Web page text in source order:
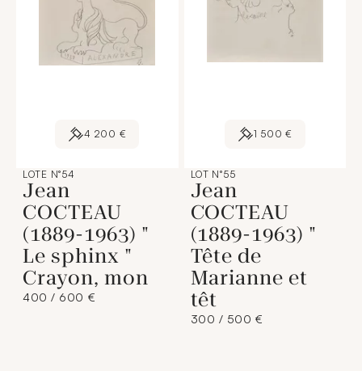
4 200 €
LOTE N°54
Jean
COCTEAU
(1889-1963) "
Le sphinx "
Crayon, mon
400 / 600 €
1 500 €
LOT N°55
Jean
COCTEAU
(1889-1963) "
Tête de
Marianne et
têt
300 / 500 €